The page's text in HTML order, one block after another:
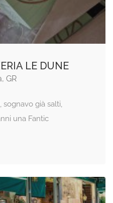
LE DUNE
GR
già salti,
una Fantic